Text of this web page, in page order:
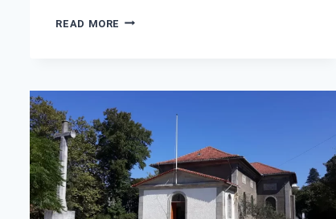
READ MORE